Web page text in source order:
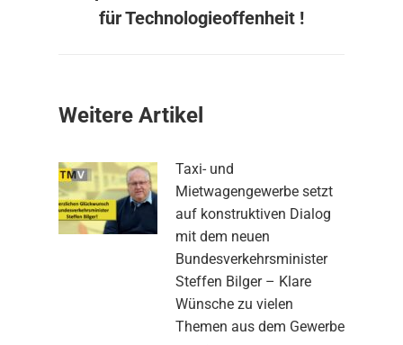
Beitrag:
für Technologieoffenheit !
Weitere Artikel
Taxi- und
Mietwagengewerbe setzt
auf konstruktiven Dialog
mit dem neuen
Bundesverkehrsminister
Steffen Bilger – Klare
Wünsche zu vielen
Themen aus dem Gewerbe